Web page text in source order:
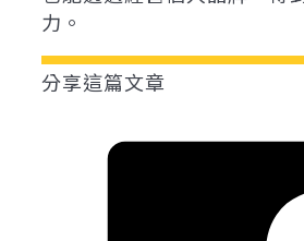
力。
分享這篇文章